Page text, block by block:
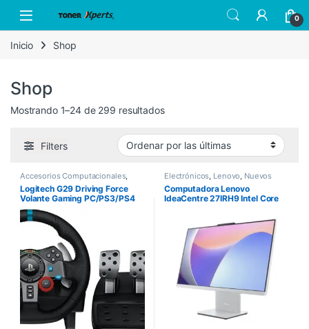
Open 0
Inicio Shop
Shop
Mostrando 1–24 de 299 resultadosSorted by latest
Filters
Accesorios Computacionales,
Logitech Nuevos Productos
Logitech G29 Driving Force
Volante Gaming PC/PS3/PS4
Electrónicos Lenovo Nuevos
Computadora Lenovo
IdeaCentre 27IRH9 Intel Core
512GB SSD Windows 11 Home